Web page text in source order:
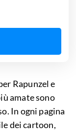
Rapunzel e
amate sono
In ogni pagina
dei cartoon,